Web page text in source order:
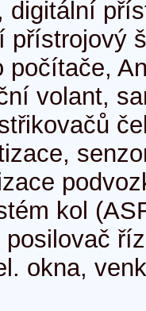
digitální
přístrojový
volant,
kol
okna,